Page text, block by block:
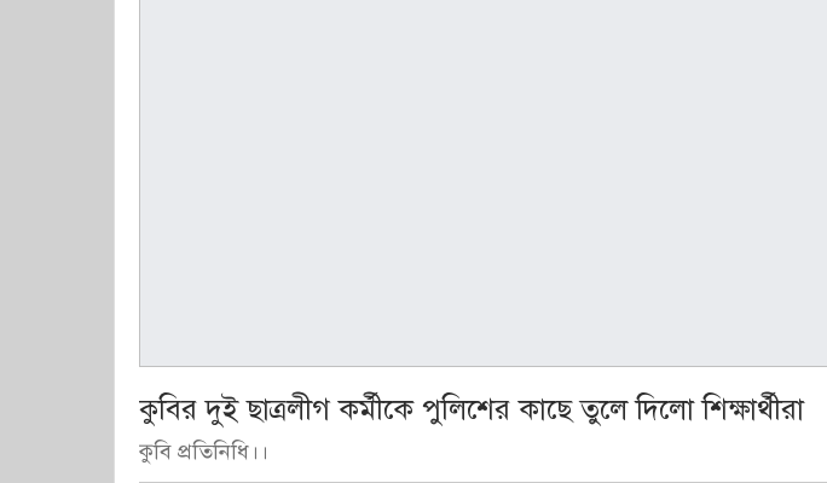
কুবির দুই ছাত্রলীগ কর্মীকে পুলিশের কাছে তুলে দিলো শিক্ষার্থীরা
কুবি প্রতিনিধি।।